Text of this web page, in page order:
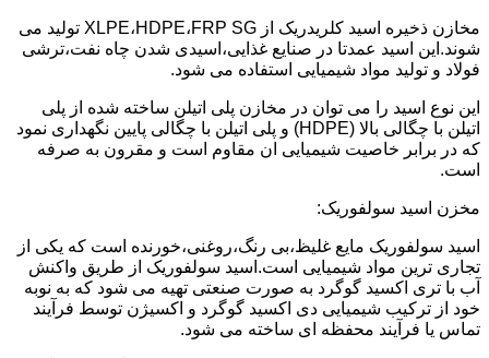
مخازن ذخیره اسید کلریدریک از XLPE،HDPE،FRP SG تولید می
شوند.این اسید عمدتا در صنایع غذایی،اسیدی شدن چاه نفت،ترشی
فولاد و تولید مواد شیمیایی استفاده می شود.
این نوع اسید را می توان در مخازن پلی اتیلن ساخته شده از پلی
اتیلن با چگالی بالا (HDPE) و پلی اتیلن با چگالی پایین نگهداری نمود
که در برابر خاصیت شیمیایی ان مقاوم است و مقرون به صرفه
است.
مخزن اسید سولفوریک:
اسید سولفوریک مایع غلیظ،بی رنگ،روغنی،خورنده است که یکی از
تجاری ترین مواد شیمیایی است.اسید سولفوریک از طریق واکنش
آب با تری اکسید گوگرد به صورت صنعتی تهیه می شود که به نوبه
خود از ترکیب شیمیایی دی اکسید گوگرد و اکسیژن توسط فرآیند
تماس یا فرآیند محفظه ای ساخته می شود.